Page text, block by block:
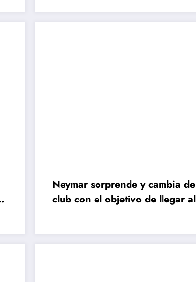
Neymar sorprende y cambia de
club con el objetivo de llegar al
Mundial